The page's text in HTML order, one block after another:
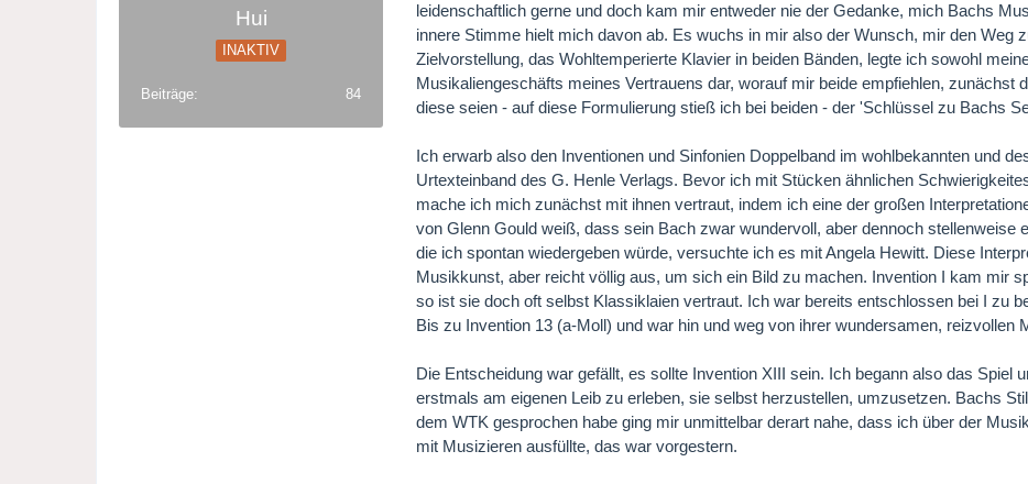
Hui
INAKTIV
Beiträge 84
leidenschaftlich gerne und doch kam mir entweder nie der Gedanke, mich Bachs
innere Stimme hielt mich davon ab. Es wuchs in mir also der Wunsch, mir den Weg
Zielvorstellung, das Wohltemperierte Klavier in beiden Bänden, legte ich sowohl
Musikaliengeschäfts meines Vertrauens dar, worauf mir beide empfiehlen, zunächst
diese seien - auf diese Formulierung stieß ich bei beiden - der 'Schlüssel zu Bachs
Ich erwarb also den Inventionen und Sinfonien Doppelband im wohlbekannten und
Urtexteinband des G. Henle Verlags. Bevor ich mit Stücken ähnlichen
mache ich mich zunächst mit ihnen vertraut, indem ich eine der großen
von Glenn Gould weiß, dass sein Bach zwar wundervoll, aber dennoch stellenweise
die ich spontan wiedergeben würde, versuchte ich es mit Angela Hewitt. Diese
Musikkunst, aber reicht völlig aus, um sich ein Bild zu machen. Invention I kam mir
so ist sie doch oft selbst Klassiklaien vertraut. Ich war bereits entschlossen bei I zu
Bis zu Invention 13 (a-Moll) und war hin und weg von ihrer wundersamen, reizvollen
Die Entscheidung war gefällt, es sollte Invention XIII sein. Ich begann also das Spiel
erstmals am eigenen Leib zu erleben, sie selbst herzustellen, umzusetzen. Bachs
dem WTK gesprochen habe ging mir unmittelbar derart nahe, dass ich über der
mit Musizieren ausfüllte, das war vorgestern.